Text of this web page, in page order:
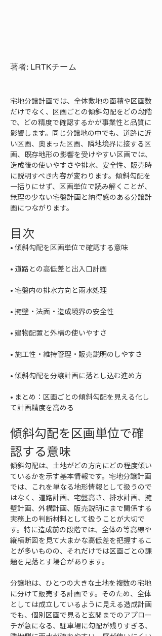
著者: LRTKチーム
宅地分譲計画では、全体敷地の面積や区画数
だけでなく、区画ごとの傾斜勾配をどの段階
で、どの精度で確認するかが事業性と品質に
影響します。同じ分譲地の中でも、道路に近
い区画、奥まった区画、隣地境界に接する区
画、既存地形の影響を受けやすい区画では、
造成後の使いやすさや排水、安全性、販売時
に説明すべき内容が変わります。傾斜勾配を
一括りにせず、区画単位で読み解くことが、
無理の少ない宅盤計画と納得感のある分譲計
画につながります。
目次
•
•
•
•
•
•
•
• まとめ：区画ごとの傾斜勾配を見える化し
て計画精度を高める
傾斜勾配を区画単位で確
認する意味
傾斜勾配は、土地がどの方向にどの程度傾い
ているかを示す基本情報です。宅地分譲計画
では、これを単なる地形情報として扱うので
はなく、道路計画、宅盤高さ、排水計画、擁
壁計画、外構計画、販売説明にまで関係する
実務上の判断材料として扱うことが大切で
す。特に造成前の段階では、全体の等高線や
縦横断図を見て大まかな高低差を把握するこ
とが多いものの、それだけでは区画ごとの課
題を見落とす場合があります。
分譲地は、ひとつの大きな土地を複数の宅地
に分けて販売する計画です。そのため、全体
としては成立しているように見える造成計画
でも、個別区画で見ると玄関までのアプロー
チが急になる、駐車場に勾配が残りすぎる、